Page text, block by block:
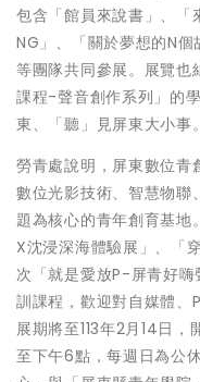
包含「館員來說書」、「
NG」、「關於夢想的N個
等團隊共同參展。展覽也
課程-聲音創作系列」的
東、「聽」見屏東大小事。
勞青處說明，屏東數位青
數位光影技術、智慧物聯
題為核心的青年創育基地
X沈浸深海體驗展」、「
次「就是愛放P-屏青好
訓課程，歡迎對自媒體
展期將至113年2月14日
至下午6點，每週日為公